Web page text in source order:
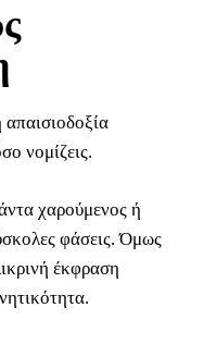
νομίζεις.
χαρούμενος ή
φάσεις. Όμως
έκφραση